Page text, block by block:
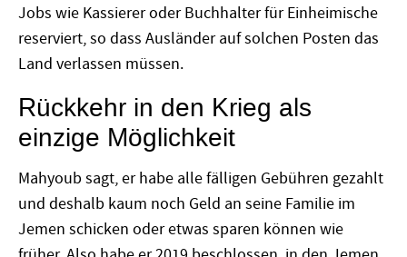
Jobs wie Kassierer oder Buchhalter für Einheimische
reserviert, so dass Ausländer auf solchen Posten das
Land verlassen müssen.
Rückkehr in den Krieg als
einzige Möglichkeit
Mahyoub sagt, er habe alle fälligen Gebühren gezahlt
und deshalb kaum noch Geld an seine Familie im
Jemen schicken oder etwas sparen können wie